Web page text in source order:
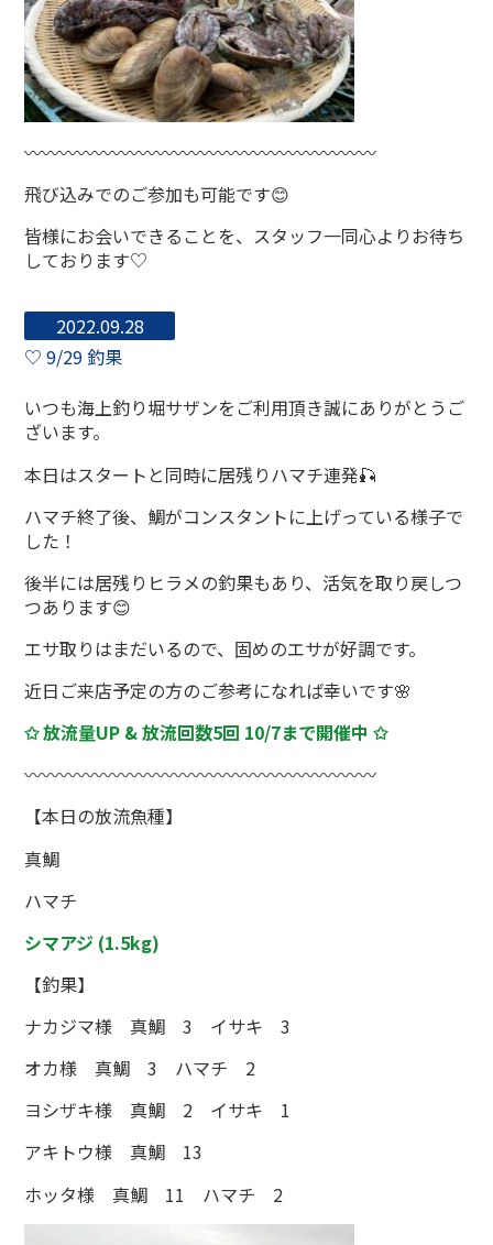
〰〰〰〰〰〰〰〰〰〰〰〰〰〰〰〰〰〰〰〰
飛び込みでのご参加も可能です😊
皆様にお会いできることを、スタッフ一同心よりお待ち
しております♡
2022.09.28
♡ 9/29 釣果
いつも海上釣り堀サザンをご利用頂き誠にありがとうご
ざいます。
本日はスタートと同時に居残りハマチ連発🎣
ハマチ終了後、鯛がコンスタントに上げっている様子で
した！
後半には居残りヒラメの釣果もあり、活気を取り戻しつ
つあります😊
エサ取りはまだいるので、固めのエサが好調です。
近日ご来店予定の方のご参考になれば幸いです🌸
✩ 放流量UP & 放流回数5回 10/7まで開催中 ✩
〰〰〰〰〰〰〰〰〰〰〰〰〰〰〰〰〰〰〰〰
【本日の放流魚種】
真鯛
ハマチ
シマアジ (1.5kg)
【釣果】
ナカジマ様 真鯛 3 イサキ 3
オカ様 真鯛 3 ハマチ 2
ヨシザキ様 真鯛 2 イサキ 1
アキトウ様 真鯛 13
ホッタ様 真鯛 11 ハマチ 2